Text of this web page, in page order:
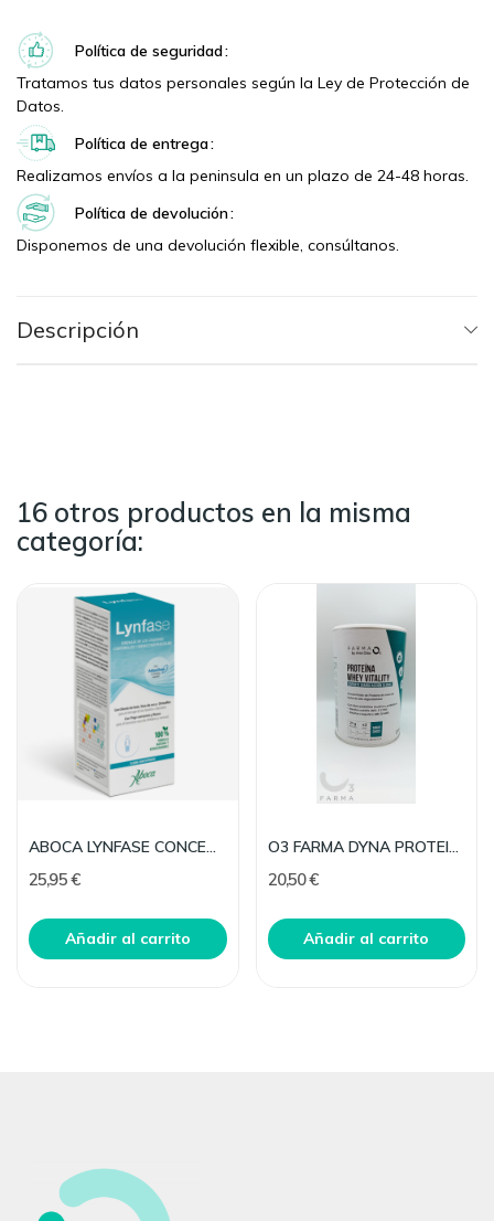
Política de seguridad
Tratamos tus datos personales según la Ley de Protección de
Datos.
Política de entrega
Realizamos envíos a la peninsula en un plazo de 24-48 horas.
Política de devolución
Disponemos de una devolución flexible, consúltanos.
Descripción
16 otros productos en la misma
categoría:
ABOCA LYNFASE CONCENTRADO FLUIDO 180 G
25,95 €
Añadir al carrito
O3 FARMA DYNA PROTEINA WHEY VITALITY CHOCO 300G
20,50 €
Añadir al carrito